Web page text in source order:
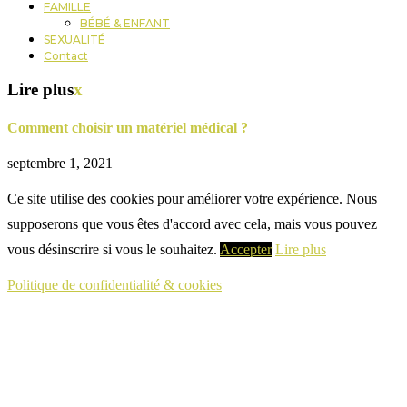
FAMILLE
BÉBÉ & ENFANT
SEXUALITÉ
Contact
Lire plusx
Comment choisir un matériel médical ?
septembre 1, 2021
Ce site utilise des cookies pour améliorer votre expérience. Nous
supposerons que vous êtes d'accord avec cela, mais vous pouvez
vous désinscrire si vous le souhaitez. Accepter Lire plus
Politique de confidentialité & cookies